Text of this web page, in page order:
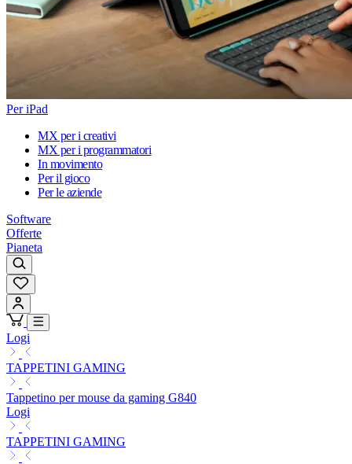
Per iPad
MX per i creativi
MX per i programmatori
In movimento
Per il gioco
Per le aziende
Software
Offerte
Pianeta
Logi
TAPPETINI GAMING
Tappetino per mouse da gaming G840
Logi
TAPPETINI GAMING